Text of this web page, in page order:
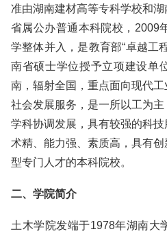
准由湖南建材高等专科学校和
省属公办普通本科院校，2009
学整体并入，是教育部“卓越工
南省硕士学位授予立项建设单
南，辐射全国，重点面向现代
社会发展服务，是一所以工为
学科协调发展，具有较强的科
术精、能力强、素质高，具有
型专门人才的本科院校。
二、学院简介
土木学院发端于1978年湖南大